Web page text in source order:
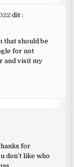
dit :
that should be
for not
and visit my
for
don’t like who